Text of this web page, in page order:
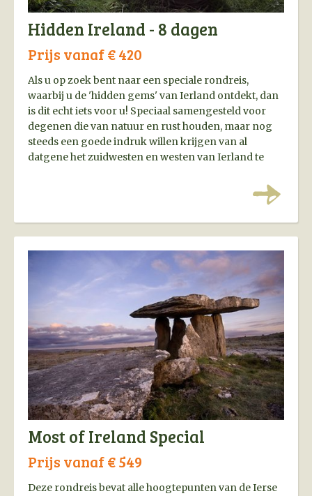
Hidden Ireland - 8 dagen
Prijs vanaf € 420
Als u op zoek bent naar een speciale rondreis,
waarbij u de 'hidden gems' van Ierland ontdekt, dan
is dit echt iets voor u! Speciaal samengesteld voor
degenen die van natuur en rust houden, maar nog
steeds een goede indruk willen krijgen van al
datgene het zuidwesten en westen van Ierland te
Most of Ireland Special
Prijs vanaf € 549
Deze rondreis bevat alle hoogtepunten van de Ierse